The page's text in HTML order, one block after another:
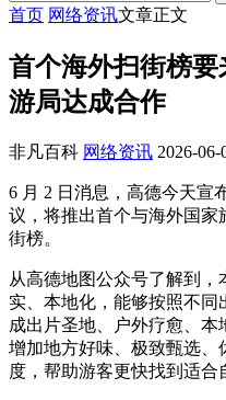
首页 网络资讯文章正文
首个海外扫街榜
游局达成合作
非凡百科 网络资讯 2026-06-
6 月 2 日消息，高德今天宣
议，将推出首个与海外国
街榜。
从高德地图公众号了解到
实、本地化，能够按照不
成出片圣地、户外疗愈、本
增加地方好味、极致甄选、
度，帮助游客更快找到适合